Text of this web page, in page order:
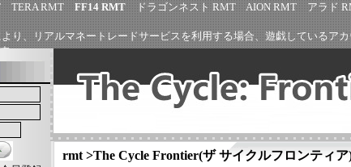
TERA RMT FF14 RMT ドラゴンネスト RMT AION RMT アラド
り、リアルマネートレードサービスを利用する場合、遊戯しているア
rmt >The Cycle Frontier(ザ サイクルフロンティ